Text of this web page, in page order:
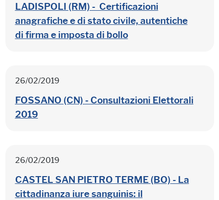
LADISPOLI (RM) - Certificazioni
anagrafiche e di stato civile, autentiche
di firma e imposta di bollo
26/02/2019
FOSSANO (CN) - Consultazioni Elettorali
2019
26/02/2019
CASTEL SAN PIETRO TERME (BO) - La
cittadinanza iure sanguinis: il